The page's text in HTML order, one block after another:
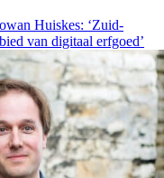
Huiskes: ‘Zuid-
van digitaal erfgoed’